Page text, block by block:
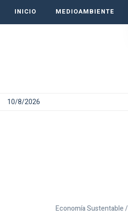
INICIO MEDIOAMBIENTE
10/8/2026
Economía Sustentable /